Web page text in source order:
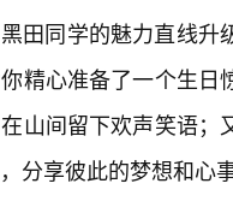
田同学的魅力直线
精心准备了一个生
山间留下欢声笑语
分享彼此的梦想和心